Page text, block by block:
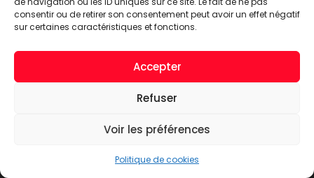
consentir ou de retirer son consentement peut avoir un effet négatif
sur certaines caractéristiques et fonctions.
Accepter
Refuser
Voir les préférences
Politique de cookies